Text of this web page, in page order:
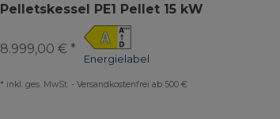
Pelletskessel PE1 Pellet 15 kW
Energielabel
8.999,00 € *
* inkl. ges. MwSt.- Versandkostenfrei ab 500 €